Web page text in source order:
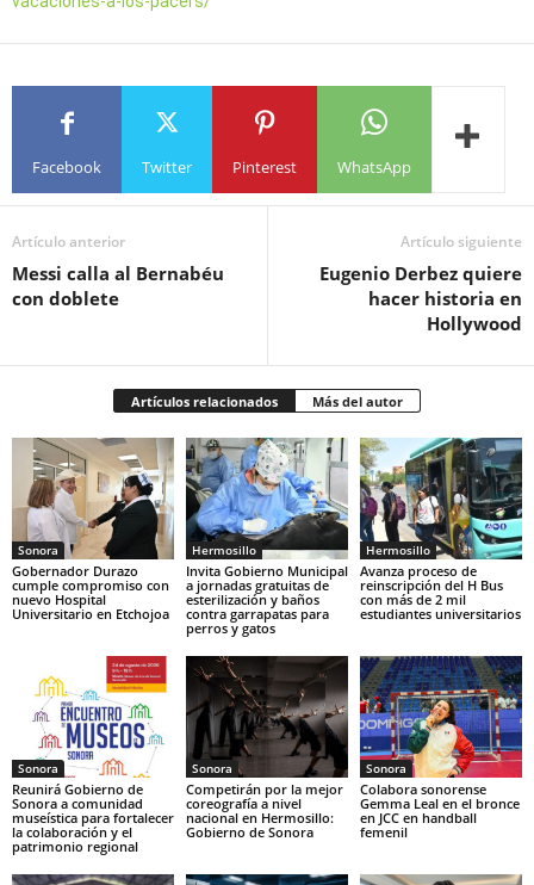
Facebook Twitter Pinterest WhatsApp
Artículo anterior
Messi calla al Bernabéu
con doblete
Artículo siguiente
Eugenio Derbez quiere
hacer historia en
Hollywood
Artículos relacionados Más del autor
Sonora
Gobernador Durazo
cumple compromiso con
nuevo Hospital
Universitario en Etchojoa
Hermosillo
Invita Gobierno Municipal
a jornadas gratuitas de
esterilización y baños
contra garrapatas para
perros y gatos
Hermosillo
Avanza proceso de
reinscripción del H Bus
con más de 2 mil
estudiantes universitarios
Sonora
Reunirá Gobierno de
Sonora a comunidad
museística para fortalecer
la colaboración y el
patrimonio regional
Sonora
Competirán por la mejor
coreografía a nivel
nacional en Hermosillo:
Gobierno de Sonora
Sonora
Colabora sonorense
Gemma Leal en el bronce
en JCC en handball
femenil